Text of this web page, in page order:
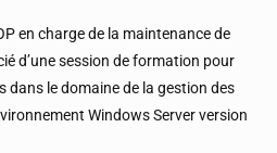
en charge de la maintenance de
d’une session de formation pour
dans le domaine de la gestion des
Windows Server version